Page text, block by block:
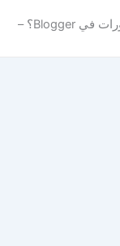
كيفية الوصول إلى كود HTML الخاص بالمنشورات في Blogger؟ –